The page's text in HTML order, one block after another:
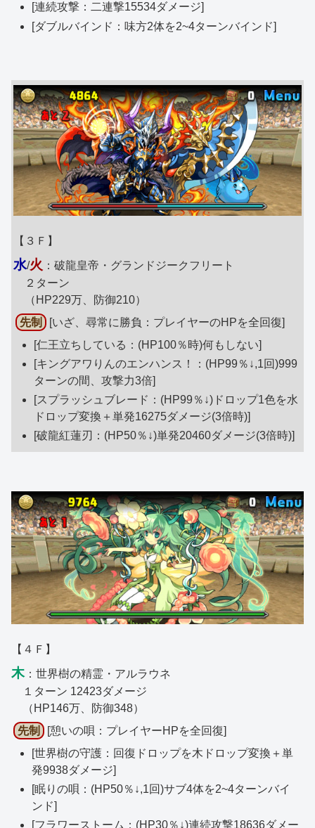
[連続攻撃：二連撃15534ダメージ]
[ダブルバインド：味方2体を2~4ターンバインド]
【３Ｆ】
水/火 ：破龍皇帝・グランドジークフリート
２ターン
（HP229万、防御210）
先制
[いざ、尋常に勝負：プレイヤーのHPを全回復]
[仁王立ちしている：(HP100％時)何もしない]
[キングアワりんのエンハンス！：(HP99％↓,1回)999
ターンの間、攻撃力3倍]
[スプラッシュブレード：(HP99％↓)ドロップ1色を水
ドロップ変換＋単発16275ダメージ(3倍時)]
[破龍紅蓮刃：(HP50％↓)単発20460ダメージ(3倍時)]
【４Ｆ】
木：世界樹の精霊・アルラウネ
１ターン 12423ダメージ
（HP146万、防御348）
先制
[憩いの唄：プレイヤーHPを全回復]
[世界樹の守護：回復ドロップを木ドロップ変換＋単
発9938ダメージ]
[眠りの唄：(HP50％↓,1回)サブ4体を2~4ターンバイ
ンド]
[フラワーストーム：(HP30％↓)連続攻撃18636ダメー